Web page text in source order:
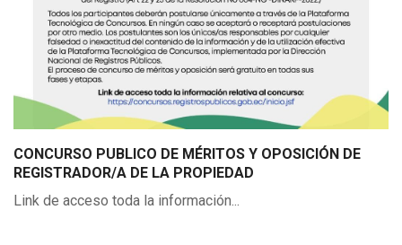
CONCURSO PUBLICO DE MÉRITOS Y OPOSICIÓN DE
REGISTRADOR/A DE LA PROPIEDAD
Link de acceso toda la información...